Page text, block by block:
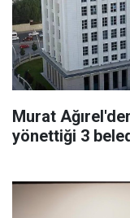
Murat
yönettiği 3